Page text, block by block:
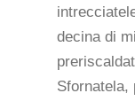
decina di
Sfornatela,